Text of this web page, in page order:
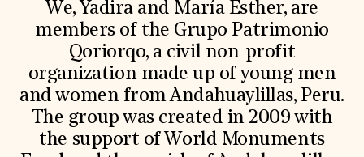
World Monuments Watch
Irreplaceable America
World Monuments Fund/Knoll Modernism Prize
EVENTS AND TRAVEL
Signature Events
Travel Program
Hadrian Gala
Summer Soirée
ABOUT US
We, Yadira and María Esther, are
members of the Grupo Patrimonio
Qoriorqo, a civil non-profit
organization made up of young men
and women from Andahuaylillas, Peru.
The group was created in 2009 with
the support of World Monuments